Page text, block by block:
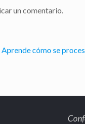
un comentario.
Aprende cómo se